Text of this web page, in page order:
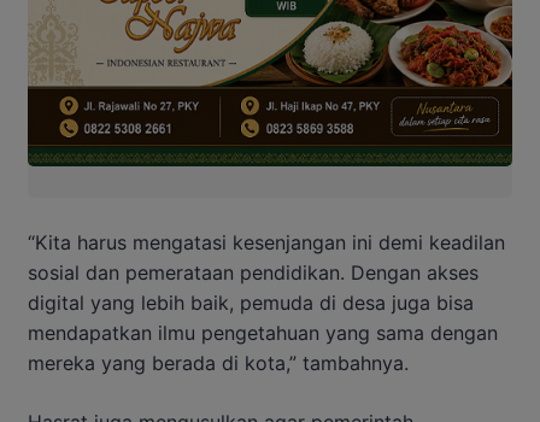
“Kita harus mengatasi kesenjangan ini demi keadilan
sosial dan pemerataan pendidikan. Dengan akses
digital yang lebih baik, pemuda di desa juga bisa
mendapatkan ilmu pengetahuan yang sama dengan
mereka yang berada di kota,” tambahnya.